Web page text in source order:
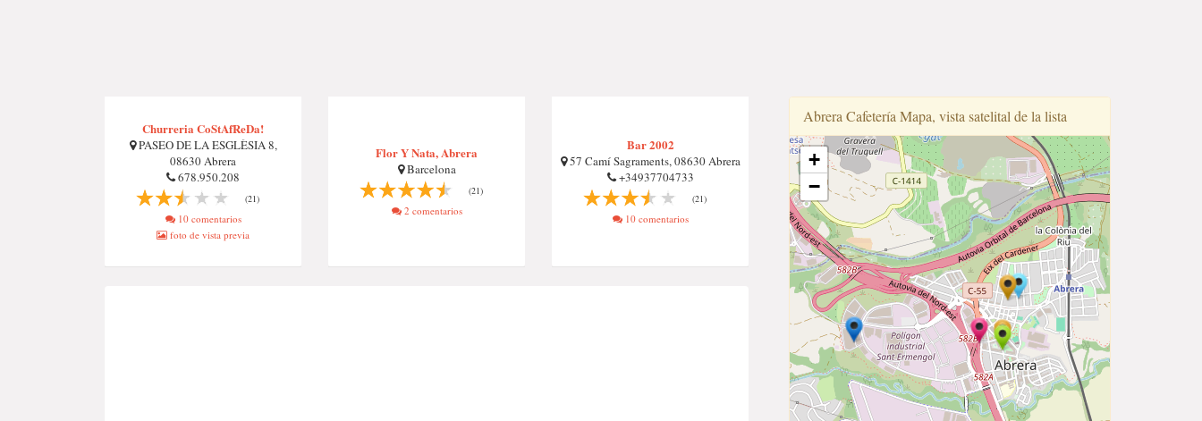
Churreria CoStAfReDa!
PASEO DE LA ESGLÈSIA 8,
08630 Abrera
678.950.208
(21)
10 comentarios
foto de vista previa
Flor Y Nata, Abrera
Barcelona
(21)
2 comentarios
Bar 2002
57 Camí Sagraments, 08630 Abrera
+34937704733
(21)
10 comentarios
Abrera Cafetería Mapa, vista satelital de la lista
+
−